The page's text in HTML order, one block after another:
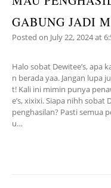
GABUNG JADI
Posted on July 22, 2024at
Halo sobat Dewitee’s, apa
n berada yaa. Jangan lupa
t! Kali ini mimin punya
e’s, xixixi. Siapa nihh sobat
penghasilan? Pasti semua
u…